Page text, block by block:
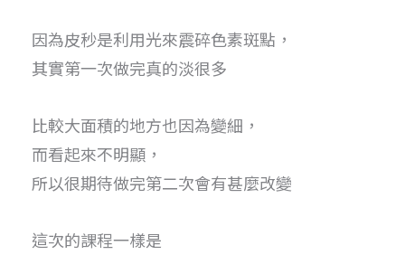
因為皮秒是利用光來震碎色素斑點，
其實第一次做完真的淡很多
比較大面積的地方也因為變細，
而看起來不明顯，
所以很期待做完第二次會有甚麼改變
這次的課程一樣是